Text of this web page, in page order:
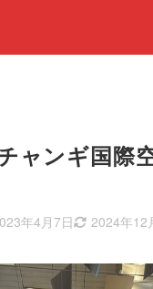
ャンギ国
年4月7日 2024年12